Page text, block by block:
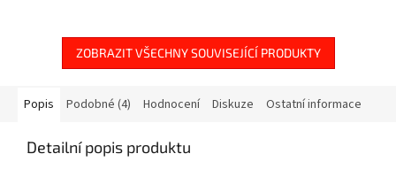
ZOBRAZIT VŠECHNY SOUVISEJÍCÍ PRODUKTY
Popis Podobné (4) Hodnocení Diskuze Ostatní informace
Detailní popis produktu